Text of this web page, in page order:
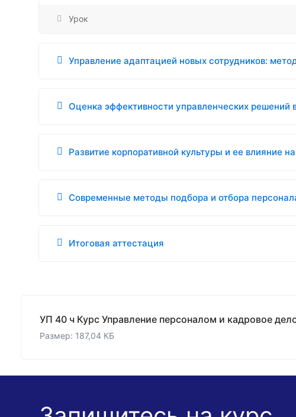
Урок
Управление адаптацией новых сотрудников:
Оценка эффективности управленческих решений
Развитие корпоративной культуры и ее влияние
Современные методы подбора и отбора
Итоговая аттестация
Размер: 187,04 КБ